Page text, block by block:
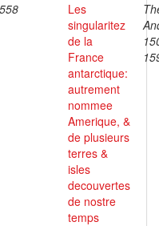
Les
singularitez
de la
France
antarctique:
autrement
nommee
Amerique, &
de plusieurs
terres &
isles
decouvertes
de nostre
temps